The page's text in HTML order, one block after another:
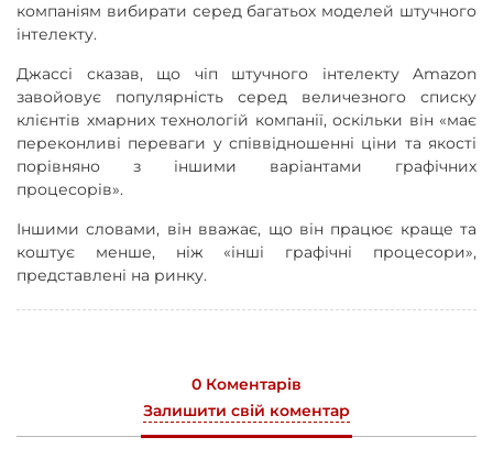
компаніям вибирати серед багатьох моделей штучного
інтелекту.
Джассі сказав, що чіп штучного інтелекту Amazon
завойовує популярність серед величезного списку
клієнтів хмарних технологій компанії, оскільки він «має
переконливі переваги у співвідношенні ціни та якості
порівняно з іншими варіантами графічних
процесорів».
Іншими словами, він вважає, що він працює краще та
коштує менше, ніж «інші графічні процесори»,
представлені на ринку.
0 Коментарів
Залишити свій коментар